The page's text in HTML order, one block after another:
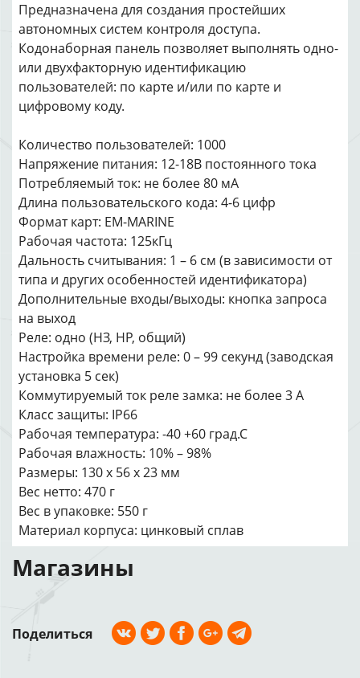
Предназначена для создания простейших
автономных систем контроля доступа.
Кодонаборная панель позволяет выполнять одно-
или двухфакторную идентификацию
пользователей: по карте и/или по карте и
цифровому коду.
Количество пользователей: 1000
Напряжение питания: 12-18В постоянного тока
Потребляемый ток: не более 80 мА
Длина пользовательского кода: 4-6 цифр
Формат карт: EM-MARINE
Рабочая частота: 125кГц
Дальность считывания: 1 – 6 см (в зависимости от
типа и других особенностей идентификатора)
Дополнительные входы/выходы: кнопка запроса
на выход
Реле: одно (НЗ, НР, общий)
Настройка времени реле: 0 – 99 секунд (заводская
установка 5 сек)
Коммутируемый ток реле замка: не более 3 А
Класс защиты: IP66
Рабочая температура: -40 +60 град.С
Рабочая влажность: 10% – 98%
Размеры: 130 х 56 х 23 мм
Вес нетто: 470 г
Вес в упаковке: 550 г
Материал корпуса: цинковый сплав
Магазины
Поделиться